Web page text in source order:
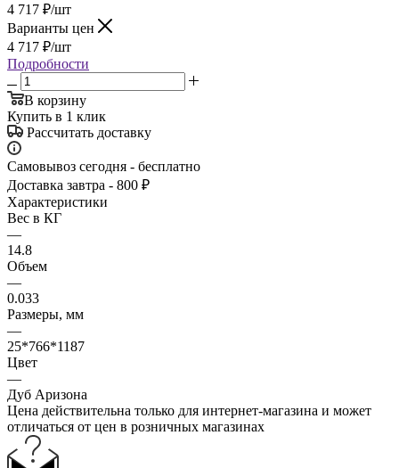
4 717 ₽/шт
Варианты цен
4 717 ₽/шт
Подробности
В корзину
Купить в 1 клик
Рассчитать доставку
Самовывоз сегодня - бесплатно
Доставка завтра - 800 ₽
Характеристики
Вес в КГ
—
14.8
Объем
—
0.033
Размеры, мм
—
25*766*1187
Цвет
—
Дуб Аризона
Цена действительна только для интернет-магазина и может
отличаться от цен в розничных магазинах